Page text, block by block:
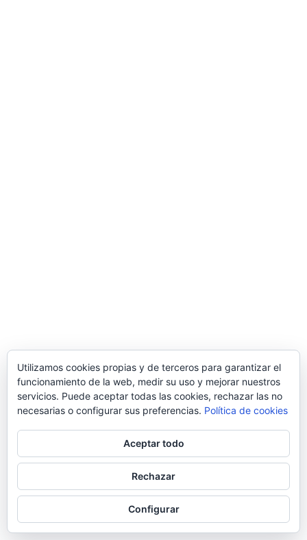
Utilizamos cookies propias y de terceros para garantizar el
funcionamiento de la web, medir su uso y mejorar nuestros
servicios. Puede aceptar todas las cookies, rechazar las no
necesarias o configurar sus preferencias. Política de cookies
Aceptar todo
Rechazar
Configurar